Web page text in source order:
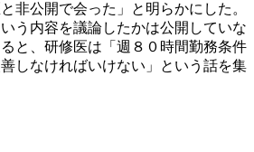
非公開で会った」と明らかにした。
う内容を議論したかは公開していな
と、研修医は「週８０時間勤務条件
しなければいけない」という話を集